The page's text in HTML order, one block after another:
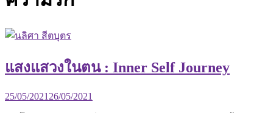
แสงแสวงในตน : Inner Self Journey
25/05/2021 26/05/2021